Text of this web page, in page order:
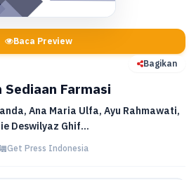
Baca Preview
Bagikan
Sediaan Farmasi
Ana Maria Ulfa, Ayu Rahmawati,
Deswilyaz Ghif...
Get Press Indonesia